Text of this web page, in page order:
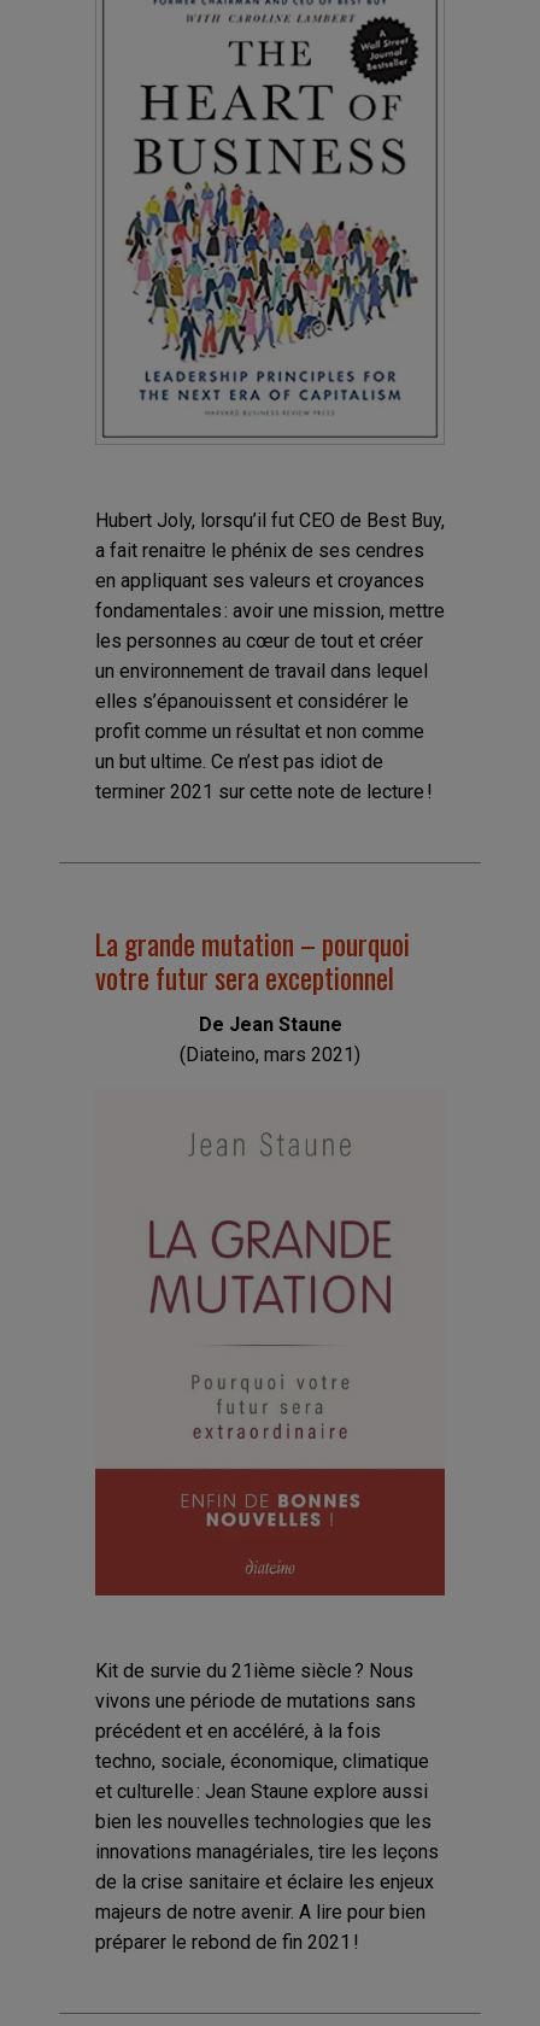
Hubert Joly, lorsqu’il fut CEO de Best Buy,
a fait renaitre le phénix de ses cendres
en appliquant ses valeurs et croyances
fondamentales : avoir une mission, mettre
les personnes au cœur de tout et créer
un environnement de travail dans lequel
elles s’épanouissent et considérer le
profit comme un résultat et non comme
un but ultime. Ce n’est pas idiot de
terminer 2021 sur cette note de lecture !
La grande mutation – pourquoi
votre futur sera exceptionnel
De Jean Staune
(Diateino, mars 2021)
Kit de survie du 21ième siècle ? Nous
vivons une période de mutations sans
précédent et en accéléré, à la fois
techno, sociale, économique, climatique
et culturelle : Jean Staune explore aussi
bien les nouvelles technologies que les
innovations managériales, tire les leçons
de la crise sanitaire et éclaire les enjeux
majeurs de notre avenir. A lire pour bien
préparer le rebond de fin 2021 !